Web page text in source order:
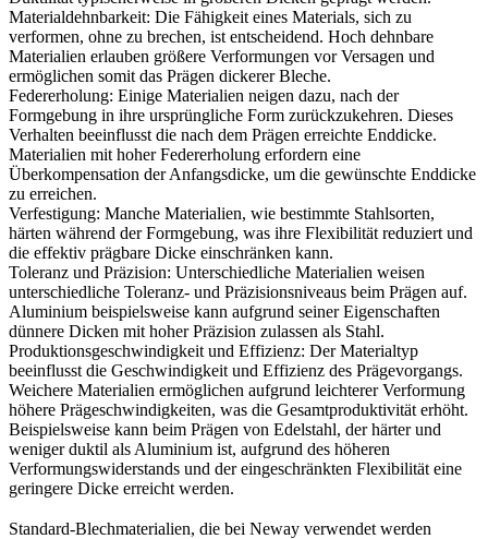
Materialdehnbarkeit: Die Fähigkeit eines Materials, sich zu
verformen, ohne zu brechen, ist entscheidend. Hoch dehnbare
Materialien erlauben größere Verformungen vor Versagen und
ermöglichen somit das Prägen dickerer Bleche.
Federerholung: Einige Materialien neigen dazu, nach der
Formgebung in ihre ursprüngliche Form zurückzukehren. Dieses
Verhalten beeinflusst die nach dem Prägen erreichte Enddicke.
Materialien mit hoher Federerholung erfordern eine
Überkompensation der Anfangsdicke, um die gewünschte Enddicke
zu erreichen.
Verfestigung: Manche Materialien, wie bestimmte Stahlsorten,
härten während der Formgebung, was ihre Flexibilität reduziert und
die effektiv prägbare Dicke einschränken kann.
Toleranz und Präzision: Unterschiedliche Materialien weisen
unterschiedliche Toleranz- und Präzisionsniveaus beim Prägen auf.
Aluminium beispielsweise kann aufgrund seiner Eigenschaften
dünnere Dicken mit hoher Präzision zulassen als Stahl.
Produktionsgeschwindigkeit und Effizienz: Der Materialtyp
beeinflusst die Geschwindigkeit und Effizienz des Prägevorgangs.
Weichere Materialien ermöglichen aufgrund leichterer Verformung
höhere Prägeschwindigkeiten, was die Gesamtproduktivität erhöht.
Beispielsweise kann beim Prägen von Edelstahl, der härter und
weniger duktil als Aluminium ist, aufgrund des höheren
Verformungswiderstands und der eingeschränkten Flexibilität eine
geringere Dicke erreicht werden.
Standard-Blechmaterialien, die bei Neway verwendet werden